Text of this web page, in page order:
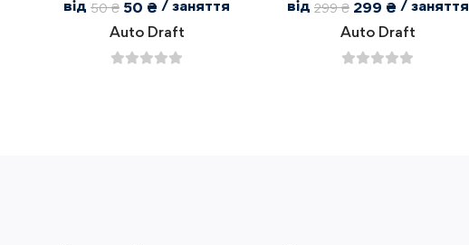
від 50₴ 50 ₴ / заняття
Auto Draft
від 299₴ 299 ₴ / заняття
Auto Draft